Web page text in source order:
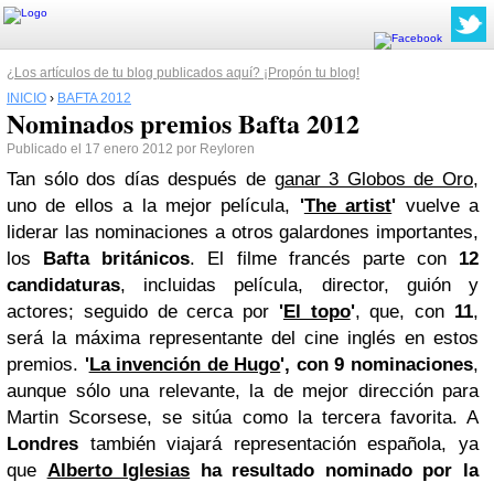
¿Los artículos de tu blog publicados aquí? ¡Propón tu blog!
INICIO › BAFTA 2012
Nominados premios Bafta 2012
Publicado el 17 enero 2012 por Reyloren
Tan sólo dos días después de ganar 3 Globos de Oro,
uno de ellos a la mejor película, 'The artist' vuelve a
liderar las nominaciones a otros galardones importantes,
los Bafta británicos. El filme francés parte con 12
candidaturas, incluidas película, director, guión y
actores; seguido de cerca por 'El topo', que, con 11,
será la máxima representante del cine inglés en estos
premios. 'La invención de Hugo', con 9 nominaciones,
aunque sólo una relevante, la de mejor dirección para
Martin Scorsese, se sitúa como la tercera favorita. A
Londres también viajará representación española, ya
que Alberto Iglesias ha resultado nominado por la